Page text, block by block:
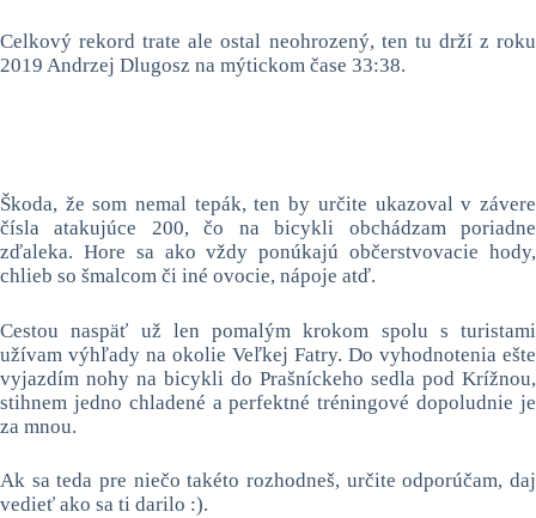
Celkový rekord trate ale ostal neohrozený, ten tu drží z roku
2019 Andrzej Dlugosz na mýtickom čase 33:38.
Škoda, že som nemal tepák, ten by určite ukazoval v závere
čísla atakujúce 200, čo na bicykli obchádzam poriadne
zďaleka. Hore sa ako vždy ponúkajú občerstvovacie hody,
chlieb so šmalcom či iné ovocie, nápoje atď.
Cestou naspäť už len pomalým krokom spolu s turistami
užívam výhľady na okolie Veľkej Fatry. Do vyhodnotenia ešte
vyjazdím nohy na bicykli do Prašníckeho sedla pod Krížnou,
stihnem jedno chladené a perfektné tréningové dopoludnie je
za mnou.
Ak sa teda pre niečo takéto rozhodneš, určite odporúčam, daj
vedieť ako sa ti darilo :).